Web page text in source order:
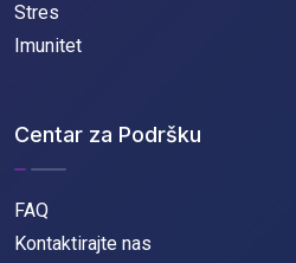
Stres
Imunitet
Centar za Podršku
FAQ
Kontaktirajte nas